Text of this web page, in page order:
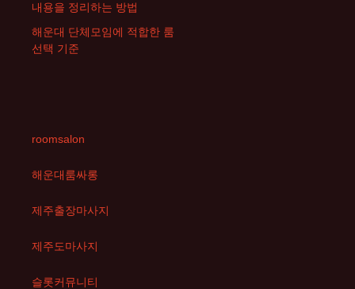
내용을 정리하는 방법
해운대 단체모임에 적합한 룸
선택 기준
roomsalon
해운대룸싸롱
제주출장마사지
제주도마사지
슬롯커뮤니티